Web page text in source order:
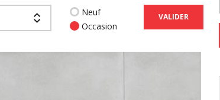
Neuf
Occasion
VALIDER